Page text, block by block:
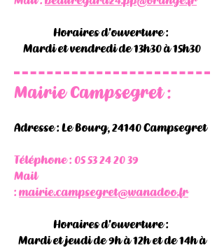
Horaires d'ouverture :
Mardi et vendredi de 13h30 à 15h30
Mairie Campsegret :
Adresse : Le Bourg, 24140 Campsegret
Téléphone : 05 53 24 20 39
Mail
: mairie.campsegret@wanadoo.fr
Horaires d'ouverture :
Mardi et jeudi de 9h à 12h et de 14h à